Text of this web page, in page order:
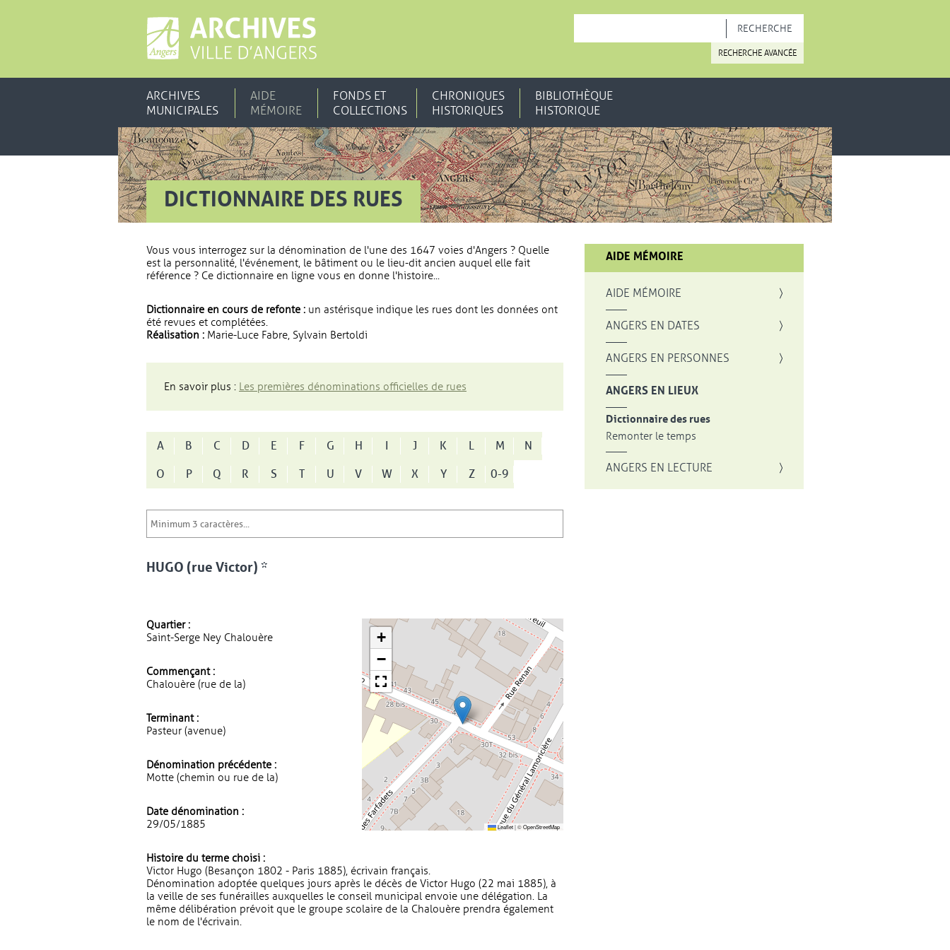
RECHERCHE AVANCÉE
ARCHIVES
MUNICIPALES
AIDE
MÉMOIRE
FONDS ET
COLLECTIONS
CHRONIQUES
HISTORIQUES
BIBLIOTHÈQUE
HISTORIQUE
DICTIONNAIRE DES RUES
Vous vous interrogez sur la dénomination de l'une des 1647 voies d'Angers ? Quelle
est la personnalité, l'événement, le bâtiment ou le lieu-dit ancien auquel elle fait
référence ? Ce dictionnaire en ligne vous en donne l'histoire...
Dictionnaire en cours de refonte : un astérisque indique les rues dont les données ont
été revues et complétées.
Réalisation : Marie-Luce Fabre, Sylvain Bertoldi
En savoir plus : Les premières dénominations officielles de rues
A B C D E F G H I J K L M
N
O
P Q R S T U V W X Y Z 0-9
HUGO (rue Victor) *
Quartier :
Saint-Serge Ney Chalouère
Commençant :
Chalouère (rue de la)
Terminant :
Pasteur (avenue)
Dénomination précédente :
Motte (chemin ou rue de la)
Date dénomination :
29/05/1885
+
−
Leaflet|©OpenStreetMap
Histoire du terme choisi :
Victor Hugo (Besançon 1802 - Paris 1885), écrivain français.
Dénomination adoptée quelques jours après le décès de Victor Hugo (22 mai 1885), à
la veille de ses funérailles auxquelles le conseil municipal envoie une délégation. La
même délibération prévoit que le groupe scolaire de la Chalouère prendra également
le nom de l'écrivain.
AIDE MÉMOIRE
AIDE MÉMOIRE
ANGERS EN DATES
ANGERS EN PERSONNES
ANGERS EN LIEUX
Dictionnaire des rues
Remonter le temps
ANGERS EN LECTURE